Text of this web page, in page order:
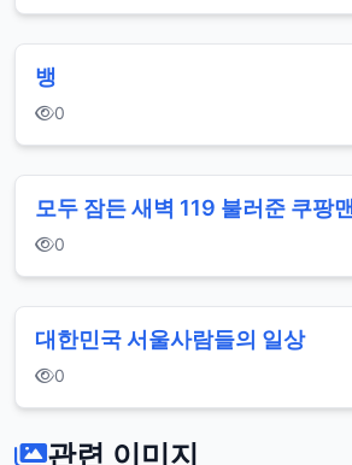
뱅
0
모두 잠든 새벽 119 불러준 쿠팡맨
0
대한민국 서울사람들의 일상
0
관련 이미지